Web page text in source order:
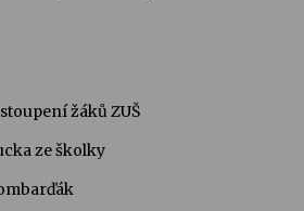
28. 7.–1. 8. 2026
ve Stromovce: Kolchoz a
2026
žáků ZUŠ
ze školky